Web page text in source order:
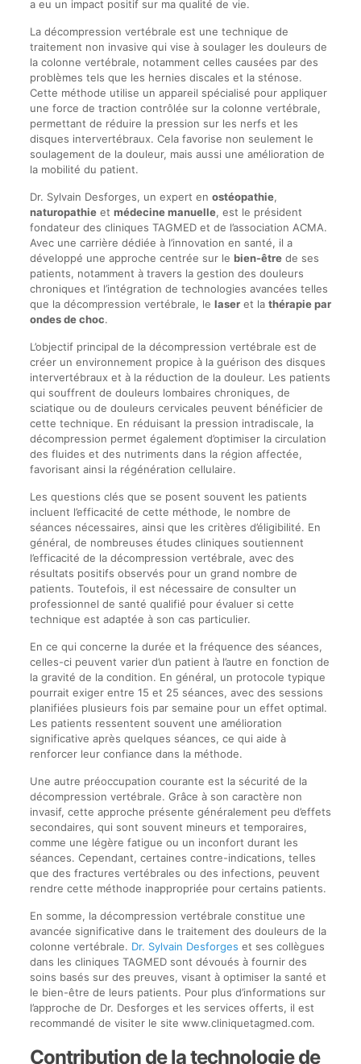
a eu un impact positif sur ma qualité de vie.
La décompression vertébrale est une technique de
traitement non invasive qui vise à soulager les douleurs de
la colonne vertébrale, notamment celles causées par des
problèmes tels que les hernies discales et la sténose.
Cette méthode utilise un appareil spécialisé pour appliquer
une force de traction contrôlée sur la colonne vertébrale,
permettant de réduire la pression sur les nerfs et les
disques intervertébraux. Cela favorise non seulement le
soulagement de la douleur, mais aussi une amélioration de
la mobilité du patient.
Dr. Sylvain Desforges, un expert en ostéopathie,
naturopathieet médecine manuelle, est le président
fondateur des cliniques TAGMED et de l’association ACMA.
Avec une carrière dédiée à l’innovation en santé, il a
développé une approche centrée sur le bien-êtrede ses
patients, notamment à travers la gestion des douleurs
chroniques et l’intégration de technologies avancées telles
que la décompression vertébrale, le laseret la thérapie par
ondes de choc.
L’objectif principal de la décompression vertébrale est de
créer un environnement propice à la guérison des disques
intervertébraux et à la réduction de la douleur. Les patients
qui souffrent de douleurs lombaires chroniques, de
sciatique ou de douleurs cervicales peuvent bénéficier de
cette technique. En réduisant la pression intradiscale, la
décompression permet également d’optimiser la circulation
des fluides et des nutriments dans la région affectée,
favorisant ainsi la régénération cellulaire.
Les questions clés que se posent souvent les patients
incluent l’efficacité de cette méthode, le nombre de
séances nécessaires, ainsi que les critères d’éligibilité. En
général, de nombreuses études cliniques soutiennent
l’efficacité de la décompression vertébrale, avec des
résultats positifs observés pour un grand nombre de
patients. Toutefois, il est nécessaire de consulter un
professionnel de santé qualifié pour évaluer si cette
technique est adaptée à son cas particulier.
En ce qui concerne la durée et la fréquence des séances,
celles-ci peuvent varier d’un patient à l’autre en fonction de
la gravité de la condition. En général, un protocole typique
pourrait exiger entre 15 et 25 séances, avec des sessions
planifiées plusieurs fois par semaine pour un effet optimal.
Les patients ressentent souvent une amélioration
significative après quelques séances, ce qui aide à
renforcer leur confiance dans la méthode.
Une autre préoccupation courante est la sécurité de la
décompression vertébrale. Grâce à son caractère non
invasif, cette approche présente généralement peu d’effets
secondaires, qui sont souvent mineurs et temporaires,
comme une légère fatigue ou un inconfort durant les
séances. Cependant, certaines contre-indications, telles
que des fractures vertébrales ou des infections, peuvent
rendre cette méthode inappropriée pour certains patients.
En somme, la décompression vertébrale constitue une
avancée significative dans le traitement des douleurs de la
colonne vertébrale. Dr. Sylvain Desforges et ses collègues
dans les cliniques TAGMED sont dévoués à fournir des
soins basés sur des preuves, visant à optimiser la santé et
le bien-être de leurs patients. Pour plus d’informations sur
l’approche de Dr. Desforges et les services offerts, il est
recommandé de visiter le site www.cliniquetagmed.com.
Contribution de la technologie de